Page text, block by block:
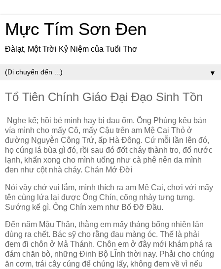
Mực Tím Sơn Đen
Đàlạt, Một Trời Kỷ Niệm của Tuổi Thơ
▼
Tổ Tiên Chính Giáo Đại Đạo Sinh Tồn
Nghe kể; hồi bé mình hay bị đau ốm. Ông Phúng kêu bán
vía mình cho mấy Cô, mấy Cậu trên am Mệ Cai Thỏ ở
đường Nguyễn Công Trứ, ấp Hà Đông. Cứ mỗi lần lên đó,
họ cúng lá bùa gì đó, rồi sau đó đốt cháy thành tro, đổ nước
lạnh, khấn xong cho mình uống như cà phê nên da mình
đen như cột nhà cháy. Chán Mớ Đời
Nói vậy chớ vui lắm, mình thích ra am Mệ Cai, chơi với mấy
tên cùng lứa lại được Ông Chín, cõng nhảy tưng tưng.
Sướng kể gì. Ông Chín xem như Bố Đỡ Đầu.
Đến năm Mậu Thân, thằng em mấy tháng bổng nhiên lăn
đùng ra chết. Bác sỹ cho rằng đau màng óc. Thế là phải
đem đi chôn ở Mả Thánh. Chôn em ở đây mới khám phá ra
đám chăn bò, những Đinh Bộ LĨnh thời nay. Phải cho chúng
ăn cơm, trái cây cúng để chúng lấy, không đem về vì nếu